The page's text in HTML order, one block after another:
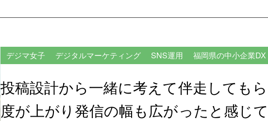
デジマ女子 デジタルマーケティング SNS運用 福岡県の中小企業DX
投稿設計から一緒に考えて伴走しても
度が上がり発信の幅も広がったと感じて